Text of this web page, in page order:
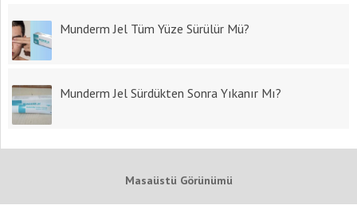
Munderm Jel Tüm Yüze Sürülür Mü?
Munderm Jel Sürdükten Sonra Yıkanır Mı?
Masaüstü Görünümü